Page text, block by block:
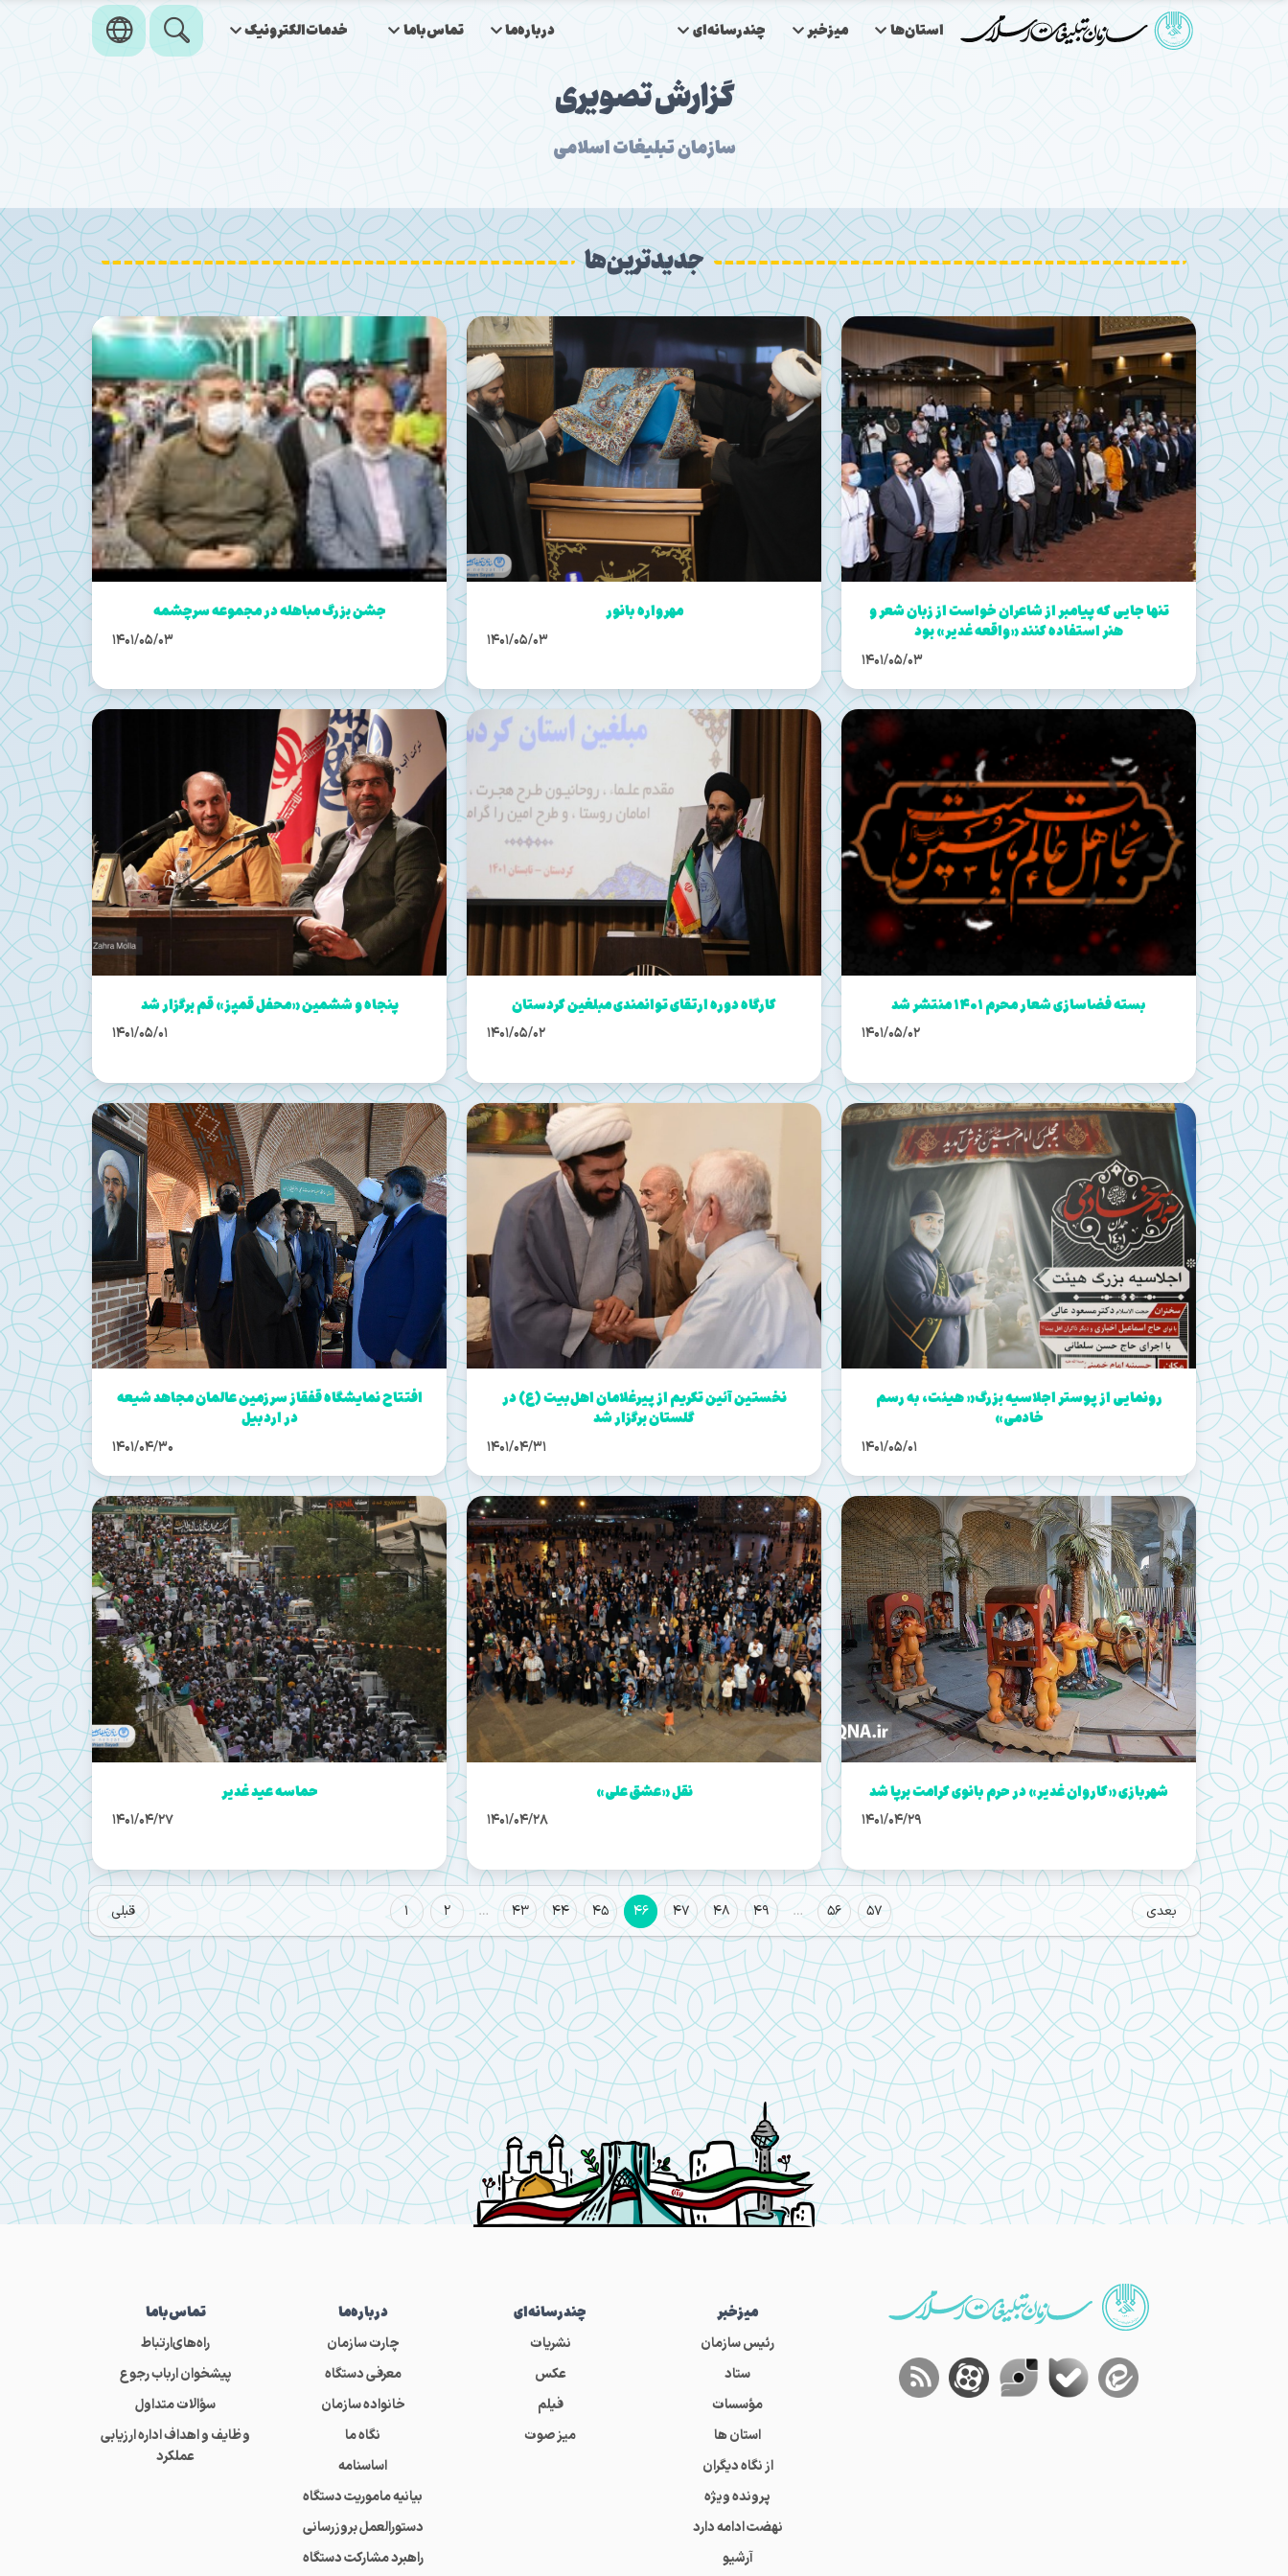
استان‌ها میزخبر چندرسانه‌ای درباره‌ما تماس‌باما خدمات‌الکترونیک
گزارش تصویری
سازمان تبلیغات اسلامی
جدیدترین‌ها
تنها جایی که پیامبر از شاعران خواست از زبان شعر و
هنر استفاده کنند «واقعه غدیر» بود
1401/05/03
مهرواره بانور
1401/05/03
جشن بزرگ مباهله در مجموعه سرچشمه
1401/05/03
بسته فضاسازی شعار محرم ۱۴۰۱ منتشر شد
1401/05/02
کارگاه دوره ارتقای توانمندی مبلغین کردستان
1401/05/02
پنجاه و ششمین «محفل قمپز» قم برگزار شد
1401/05/01
رونمایی از پوستر اجلاسیه بزرگ« هیئت، به رسم
خادمی»
1401/05/01
نخستین آئین تکریم از پیرغلامان اهل‌بیت (ع) در
گلستان برگزار شد
1401/04/31
افتتاح نمایشگاه قفقاز سرزمین عالمان مجاهد شیعه
در اردبیل
1401/04/30
شهربازی «کاروان غدیر» در حرم بانوی کرامت برپا شد
1401/04/29
نقل «عشق علی»
1401/04/28
حماسه عید غدیر
1401/04/27
قبلی بعدی 1 2 … 43 44 45 46 47 48 49 … 56 57
میز‌خبر
رئیس سازمان
ستاد
مؤسسات
استان ها
از نگاه دیگران
پرونده ویژه
نهضت ادامه دارد
آرشیو
چندرسانه‌ای
نشریات
عکس
فیلم
میز صوت
درباره‌ما
چارت سازمان
معرفی دستگاه
خانواده سازمان
نگاه ما
اساسنامه
بیانیه ماموریت دستگاه
دستورالعمل بروزرسانی
راهبرد مشارکت دستگاه
تماس‌باما
راه‌های‌ارتباط
پیشخوان ارباب رجوع
سؤالات متداول
وظایف و اهداف اداره ارزیابی
عملکرد